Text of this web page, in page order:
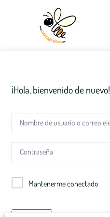
¡Hola, bienvenido de nuevo!
Mantenerme conectado